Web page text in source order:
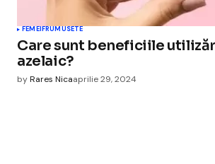
FEMEIFRUMUSETE
Care sunt beneficiile
azelaic?
byRares Nicaaprilie 29, 2024